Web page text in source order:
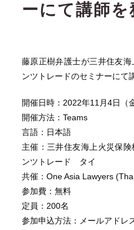
ーにて講師を
藤原正樹弁護士が三井住友
ンツトレードのセミナーにて
開催日時：2022年11月4日（
開催方法：Teams
言語：日本語
主催：三井住友海上火災保
ンツトレード タイ
共催：One Asia Lawyers
参加費：無料
定員：200名
参加申込方法：メールアドレ